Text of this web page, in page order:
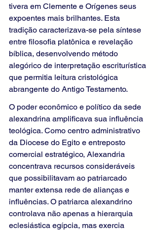
tivera em Clemente e Orígenes seus
expoentes mais brilhantes. Esta
tradição caracterizava-se pela síntese
entre filosofia platônica e revelação
bíblica, desenvolvendo método
alegórico de interpretação escriturística
que permitia leitura cristológica
abrangente do Antigo Testamento.
O poder econômico e político da sede
alexandrina amplificava sua influência
teológica. Como centro administrativo
da Diocese do Egito e entreposto
comercial estratégico, Alexandria
concentrava recursos consideráveis
que possibilitavam ao patriarcado
manter extensa rede de alianças e
influências. O patriarca alexandrino
controlava não apenas a hierarquia
eclesiástica egípcia, mas exercia